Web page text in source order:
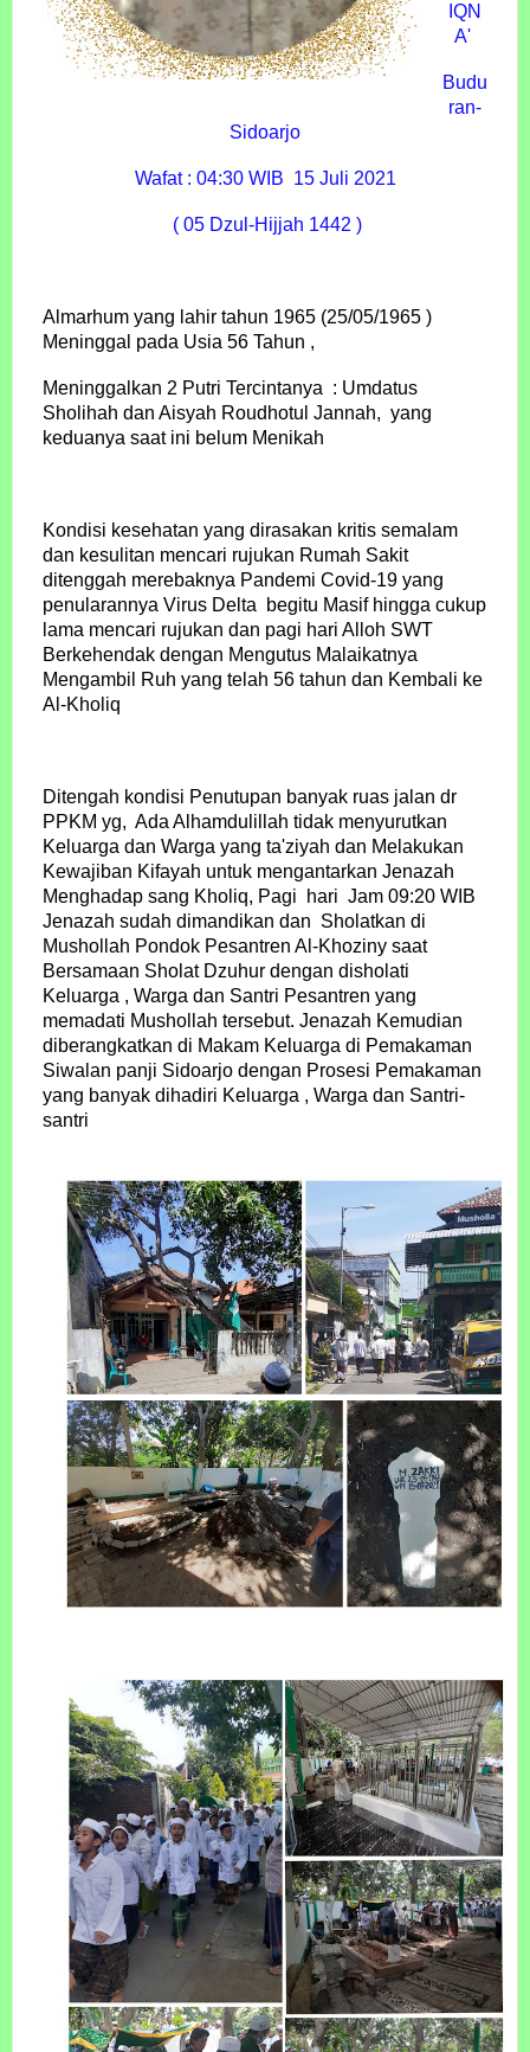
IQN
A'
Budu
ran-
Sidoarjo
Wafat : 04:30 WIB 15 Juli 2021
( 05 Dzul-Hijjah 1442 )
Almarhum yang lahir tahun 1965 (25/05/1965 )
Meninggal pada Usia 56 Tahun ,
Meninggalkan 2 Putri Tercintanya : Umdatus
Sholihah dan Aisyah Roudhotul Jannah, yang
keduanya saat ini belum Menikah
Kondisi kesehatan yang dirasakan kritis semalam
dan kesulitan mencari rujukan Rumah Sakit
ditenggah merebaknya Pandemi Covid-19 yang
penularannya Virus Delta begitu Masif hingga cukup
lama mencari rujukan dan pagi hari Alloh SWT
Berkehendak dengan Mengutus Malaikatnya
Mengambil Ruh yang telah 56 tahun dan Kembali ke
Al-Kholiq
Ditengah kondisi Penutupan banyak ruas jalan dr
PPKM yg, Ada Alhamdulillah tidak menyurutkan
Keluarga dan Warga yang ta'ziyah dan Melakukan
Kewajiban Kifayah untuk mengantarkan Jenazah
Menghadap sang Kholiq, Pagi hari Jam 09:20 WIB
Jenazah sudah dimandikan dan Sholatkan di
Mushollah Pondok Pesantren Al-Khoziny saat
Bersamaan Sholat Dzuhur dengan disholati
Keluarga , Warga dan Santri Pesantren yang
memadati Mushollah tersebut. Jenazah Kemudian
diberangkatkan di Makam Keluarga di Pemakaman
Siwalan panji Sidoarjo dengan Prosesi Pemakaman
yang banyak dihadiri Keluarga , Warga dan Santri-
santri